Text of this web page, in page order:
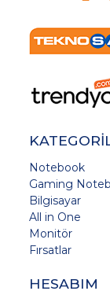
Notebook
Gaming
Bilgisayar
All in One
Monitör
Fırsatlar
HESABIM